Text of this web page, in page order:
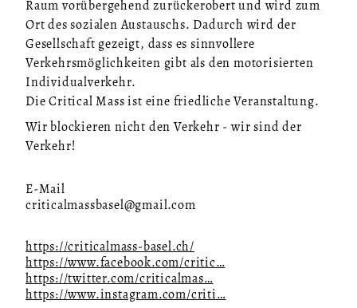
Raum vorübergehend zurückerobert und wird zum
Ort des sozialen Austauschs. Dadurch wird der
Gesellschaft gezeigt, dass es sinnvollere
Verkehrsmöglichkeiten gibt als den motorisierten
Individualverkehr.
Die Critical Mass ist eine friedliche Veranstaltung.
Wir blockieren nicht den Verkehr - wir sind der
Verkehr!
E-Mail
criticalmassbasel@gmail.com
https://criticalmass-basel.ch/
https://www.facebook.com/critic…
https://twitter.com/criticalmas…
https://www.instagram.com/criti…